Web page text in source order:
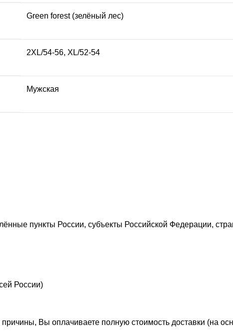
Green forest (зелёный лес)
2XL/54-56, XL/52-54
Мужская
пункты России, субъекты Российской Федерации,
России)
Вы оплачиваете полную стоимость доставки (на